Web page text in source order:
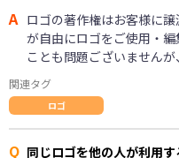
A ロゴの著作権はお客様に
が自由にロゴをご使用・
ことも問題ございません
関連タグ
ロゴ
Q 同じロゴを他の人が利用